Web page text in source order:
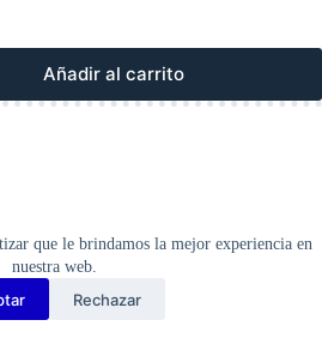
que le brindamos la mejor experiencia en
nuestra web.
Rechazar
Añadir al carrito